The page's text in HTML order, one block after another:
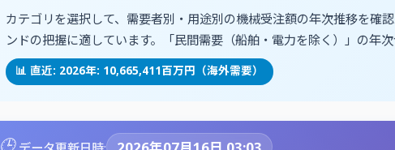
カテゴリを選択して、需要者別・用途別の機械受注額の年次推移を確
ンドの把握に適しています。「民間需要（船舶・電力を除く）」の年
📊 直近: 2026年: 10,665,411百万円（海外需要）
🕒